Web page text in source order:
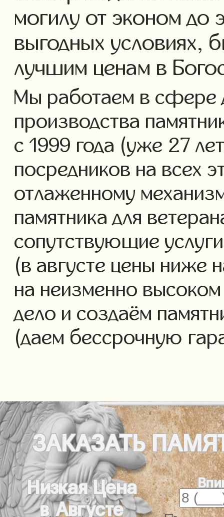
могилу от эконом до
выгодных условиях,
лучшим ценам в
Мы работаем в сфере
производства
с 1999 года (уже 27
посредников на всех
отлаженному
памятника для
сопутствующие
(в августе цены ниже
на неизменно
дело и создаём
(даем бессрочную
ЗАКАЗАТЬ
Низкая Цена
в Августе